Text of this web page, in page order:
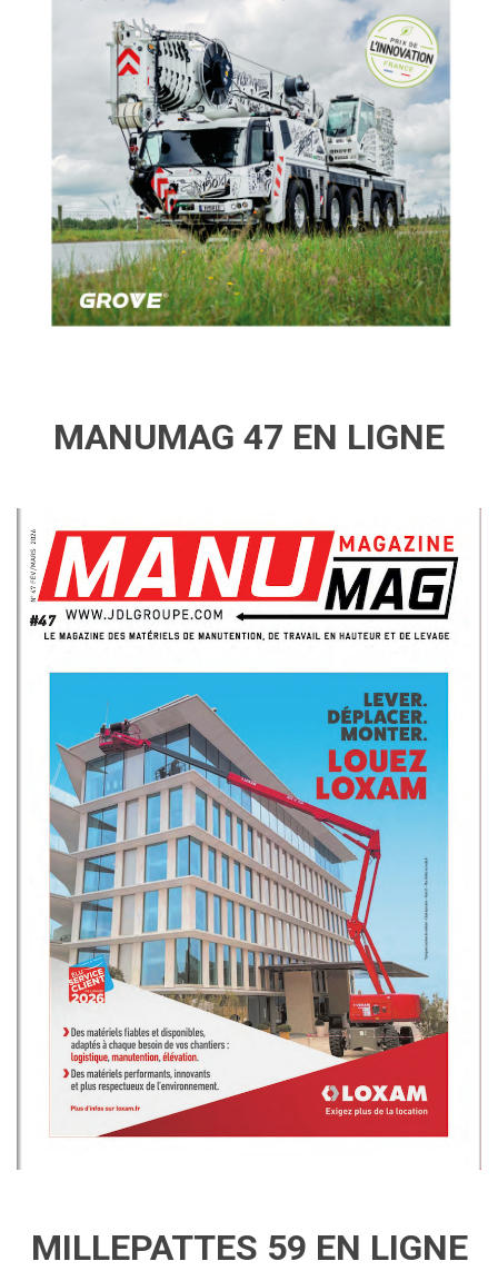
MANUMAG 47 EN LIGNE
MILLEPATTES 59 EN LIGNE